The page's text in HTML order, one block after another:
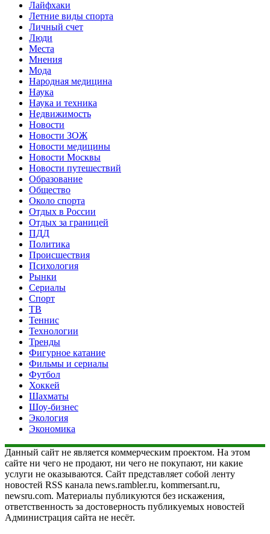
Лайфхаки
Летние виды спорта
Личный счет
Люди
Места
Мнения
Мода
Народная медицина
Наука
Наука и техника
Недвижимость
Новости
Новости ЗОЖ
Новости медицины
Новости Москвы
Новости путешествий
Образование
Общество
Около спорта
Отдых в России
Отдых за границей
ПДД
Политика
Происшествия
Психология
Рынки
Сериалы
Спорт
ТВ
Теннис
Технологии
Тренды
Фигурное катание
Фильмы и сериалы
Футбол
Хоккей
Шахматы
Шоу-бизнес
Экология
Экономика
Данный сайт не является коммерческим проектом. На этом
сайте ни чего не продают, ни чего не покупают, ни какие
услуги не оказываются. Сайт представляет собой ленту
новостей RSS канала news.rambler.ru, kommersant.ru,
newsru.com. Материалы публикуются без искажения,
ответственность за достоверность публикуемых новостей
Администрация сайта не несёт.